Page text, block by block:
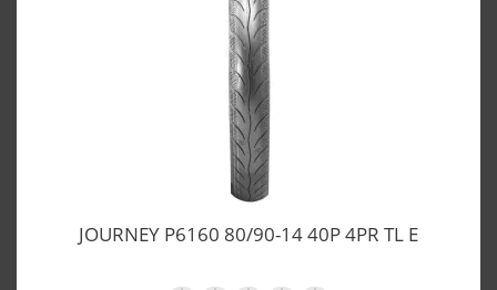
JOURNEY P6160 80/90-14 40P 4PR TL E